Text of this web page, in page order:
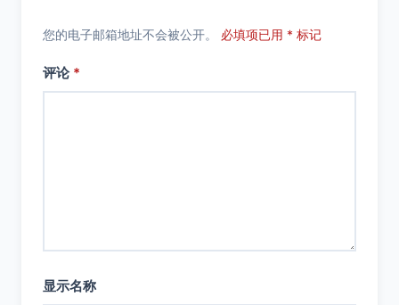
您的电子邮箱地址不会被公开。 必填项已用 * 标记
评论 *
显示名称